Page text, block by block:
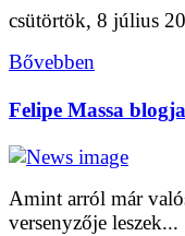
csütörtök, 8 július
Bővebben
Felipe Massa
Amint arról már
versenyzője leszek...